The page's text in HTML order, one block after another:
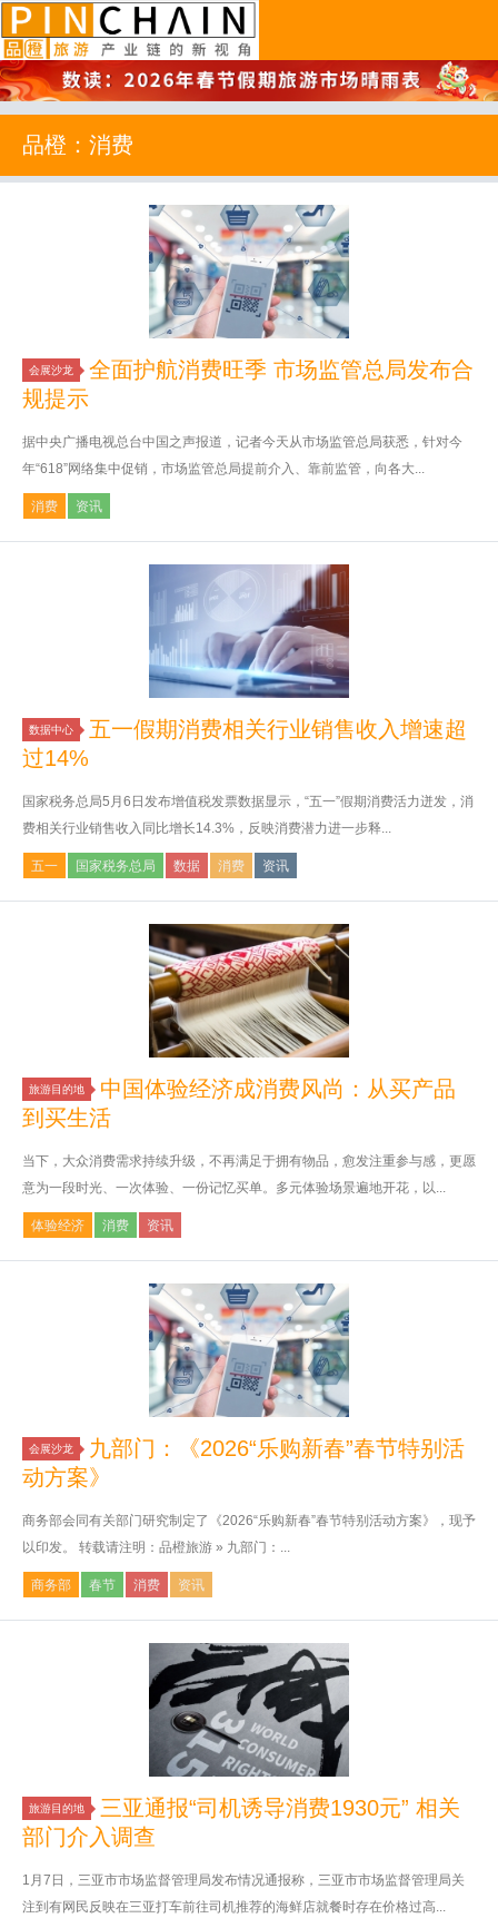
品橙旅游
品橙：消费
会展沙龙
全面护航消费旺季 市场监管总局发布合
规提示
据中央广播电视总台中国之声报道，记者今天从市场监管总局获悉，针对今
年“618”网络集中促销，市场监管总局提前介入、靠前监管，向各大...
消费 资讯
数据中心
五一假期消费相关行业销售收入增速超
过14%
国家税务总局5月6日发布增值税发票数据显示，“五一”假期消费活力迸发，消
费相关行业销售收入同比增长14.3%，反映消费潜力进一步释...
五一 国家税务总局 数据 消费 资讯
旅游目的地
中国体验经济成消费风尚：从买产品
到买生活
当下，大众消费需求持续升级，不再满足于拥有物品，愈发注重参与感，更愿
意为一段时光、一次体验、一份记忆买单。多元体验场景遍地开花，以...
体验经济 消费 资讯
会展沙龙
九部门：《2026“乐购新春”春节特别活
动方案》
商务部会同有关部门研究制定了《2026“乐购新春”春节特别活动方案》，现予
以印发。 转载请注明：品橙旅游 » 九部门：...
商务部 春节 消费 资讯
旅游目的地
三亚通报“司机诱导消费1930元” 相关
部门介入调查
1月7日，三亚市市场监督管理局发布情况通报称，三亚市市场监督管理局关
注到有网民反映在三亚打车前往司机推荐的海鲜店就餐时存在价格过高...